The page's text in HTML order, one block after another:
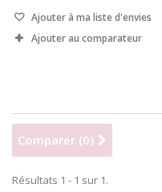
Ajouter à ma liste d'envies
Ajouter au comparateur
Comparer (0)
Résultats 1 - 1 sur 1.